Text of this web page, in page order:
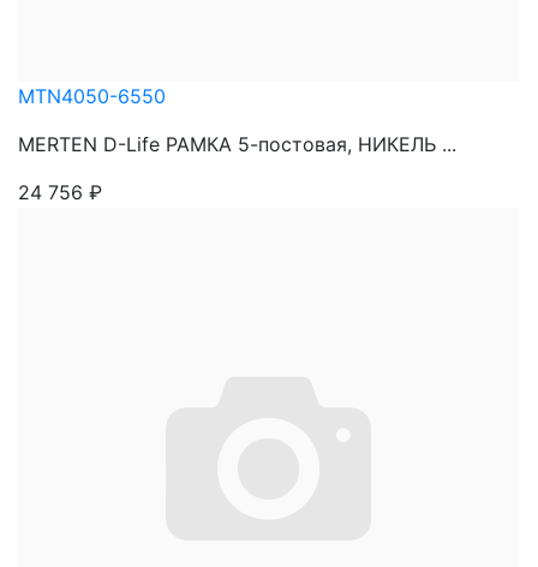
MTN4050-6550
MERTEN D-Life РАМКА 5-постовая, НИКЕЛЬ ...
24 756 ₽